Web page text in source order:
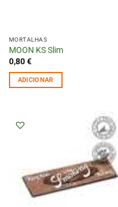
MORTALHAS
MOON KS Slim
0,80€
ADICIONAR